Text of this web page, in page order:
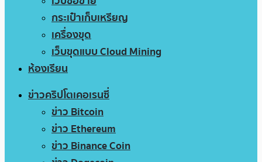
กระเป๋าเก็บเหรียญ
เครื่องขุด
เว็บขุดแบบ Cloud Mining
ห้องเรียน
ข่าวคริปโตเคอเรนซี่
ข่าว Bitcoin
ข่าว Ethereum
ข่าว Binance Coin